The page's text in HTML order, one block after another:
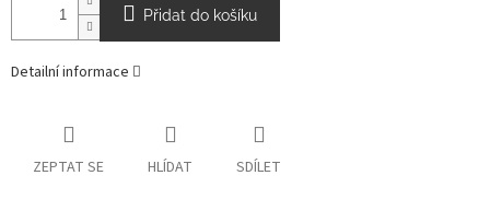
Přidat do košíku
Detailní informace
ZEPTAT SE HLÍDAT SDÍLET